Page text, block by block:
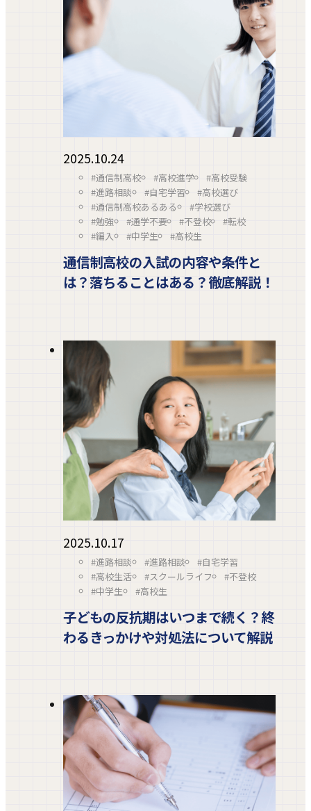
2025.10.24
#通信制高校 #高校進学
#高校受験
#進路相談
#自宅学習
#高校選び
#通信制高校あるある
#学校選び
#勉強
#通学不要 #不登校
#転校
#編入
#中学生 #高校生
通信制高校の入試の内容や条件と
は？落ちることはある？徹底解説！
2025.10.17
#進路相談 #進路相談
#自宅学習
#高校生活
#スクールライフ
#不登校
#中学生
#高校生
子どもの反抗期はいつまで続く？終
わるきっかけや対処法について解説